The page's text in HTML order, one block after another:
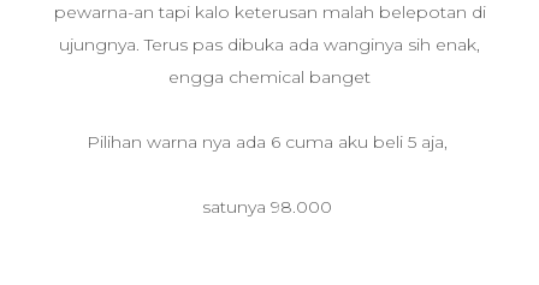
pewarna-an tapi kalo keterusan malah belepotan di
ujungnya. Terus pas dibuka ada wanginya sih enak,
engga chemical banget
Pilihan warna nya ada 6 cuma aku beli 5 aja,
satunya 98.000